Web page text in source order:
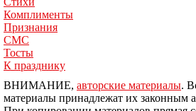
Комплименты
Признания
СМС
Тосты
К празднику
ВНИМАНИЕ, авторские материалы.
материалы принадлежат их законным